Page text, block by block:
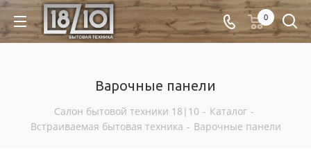
0
Варочные панели
Салон бытовой техники 18|10 - Каталог -
Встраиваемая бытовая техника - Варочные панели